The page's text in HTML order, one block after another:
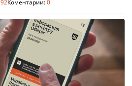
92Коментарии:0